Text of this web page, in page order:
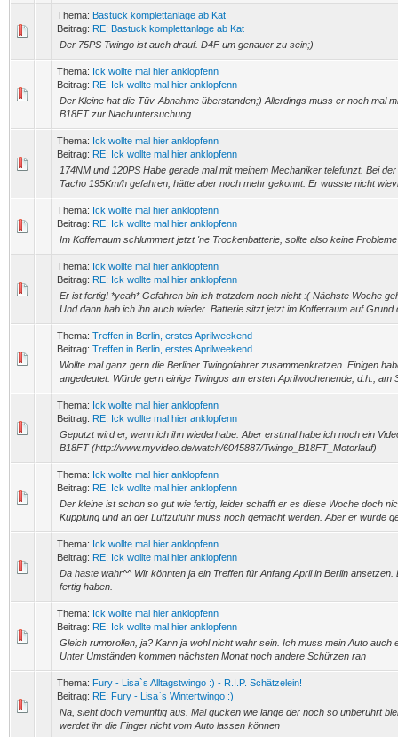
Thema: Bastuck komplettanlage ab Kat
Beitrag: RE: Bastuck komplettanlage ab Kat
Der 75PS Twingo ist auch drauf. D4F um genauer zu sein;)
Thema: Ick wollte mal hier anklopfenn
Beitrag: RE: Ick wollte mal hier anklopfenn
Der Kleine hat die Tüv-Abnahme überstanden;) Allerdings muss er noch mal
B18FT zur Nachuntersuchung
Thema: Ick wollte mal hier anklopfenn
Beitrag: RE: Ick wollte mal hier anklopfenn
174NM und 120PS Habe gerade mal mit meinem Mechaniker telefunzt. Bei
Tacho 195Km/h gefahren, hätte aber noch mehr gekonnt. Er wusste nicht
Thema: Ick wollte mal hier anklopfenn
Beitrag: RE: Ick wollte mal hier anklopfenn
Im Kofferraum schlummert jetzt 'ne Trockenbatterie, sollte also keine
Thema: Ick wollte mal hier anklopfenn
Beitrag: RE: Ick wollte mal hier anklopfenn
Er ist fertig! *yeah* Gefahren bin ich trotzdem noch nicht :( Nächste Woche
Und dann hab ich ihn auch wieder. Batterie sitzt jetzt im Kofferraum auf Grund
Thema: Treffen in Berlin, erstes Aprilweekend
Beitrag: Treffen in Berlin, erstes Aprilweekend
Wollte mal ganz gern die Berliner Twingofahrer zusammenkratzen. Einigen
angedeutet. Würde gern einige Twingos am ersten Aprilwochenende, d.h., am
Thema: Ick wollte mal hier anklopfenn
Beitrag: RE: Ick wollte mal hier anklopfenn
Geputzt wird er, wenn ich ihn wiederhabe. Aber erstmal habe ich noch ein
B18FT (http://www.myvideo.de/watch/6045887/Twingo_B18FT_Motorlauf)
Thema: Ick wollte mal hier anklopfenn
Beitrag: RE: Ick wollte mal hier anklopfenn
Der kleine ist schon so gut wie fertig, leider schafft er es diese Woche doch
Kupplung und an der Luftzufuhr muss noch gemacht werden. Aber er wurde
Thema: Ick wollte mal hier anklopfenn
Beitrag: RE: Ick wollte mal hier anklopfenn
Da haste wahr^^ Wir könnten ja ein Treffen für Anfang April in Berlin
fertig haben.
Thema: Ick wollte mal hier anklopfenn
Beitrag: RE: Ick wollte mal hier anklopfenn
Gleich rumprollen, ja? Kann ja wohl nicht wahr sein. Ich muss mein Auto auch
Unter Umständen kommen nächsten Monat noch andere Schürzen ran
Thema: Fury - Lisa`s Alltagstwingo :) - R.I.P. Schätzelein!
Beitrag: RE: Fury - Lisa`s Wintertwingo :)
Na, sieht doch vernünftig aus. Mal gucken wie lange der noch so unberührt
werdet ihr die Finger nicht vom Auto lassen können